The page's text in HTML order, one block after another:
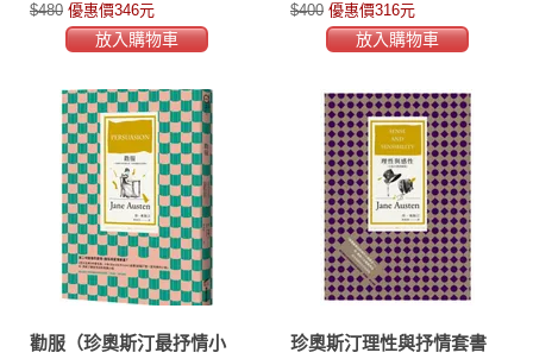
$480 優惠價346元
放入購物車
$400 優惠價316元
放入購物車
勸服（珍奧斯汀最抒情小
珍奧斯汀理性與抒情套書